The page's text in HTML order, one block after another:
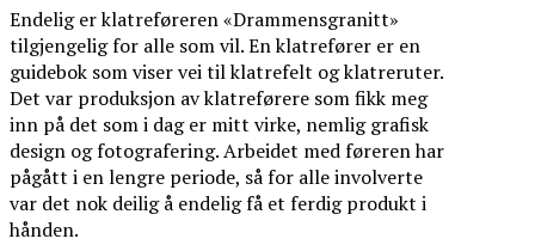
Endelig er klatreføreren «Drammensgranitt»
tilgjengelig for alle som vil. En klatrefører er en
guidebok som viser vei til klatrefelt og klatreruter.
Det var produksjon av klatreførere som fikk meg
inn på det som i dag er mitt virke, nemlig grafisk
design og fotografering. Arbeidet med føreren har
pågått i en lengre periode, så for alle involverte
var det nok deilig å endelig få et ferdig produkt i
hånden.